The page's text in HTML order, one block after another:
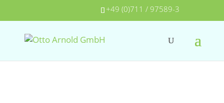
+49 (0)711 / 97589-3